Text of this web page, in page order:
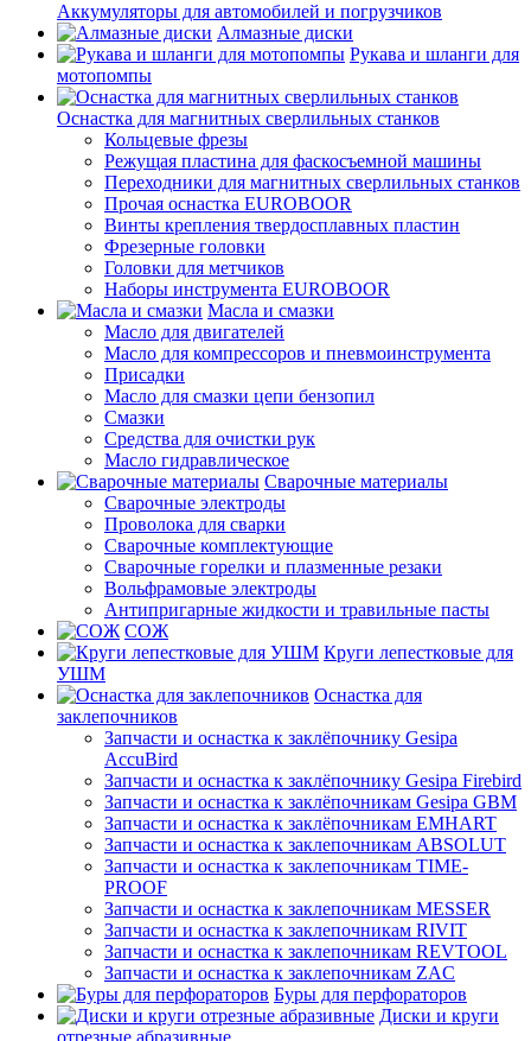
Аккумуляторы для автомобилей и погрузчиков
Алмазные диски
Рукава и шланги для
мотопомпы
Оснастка для магнитных сверлильных станков
Кольцевые фрезы
Режущая пластина для фаскосъемной машины
Переходники для магнитных сверлильных станков
Прочая оснастка EUROBOOR
Винты крепления твердосплавных пластин
Фрезерные головки
Головки для метчиков
Наборы инструмента EUROBOOR
Масла и смазки
Масло для двигателей
Масло для компрессоров и пневмоинструмента
Присадки
Масло для смазки цепи бензопил
Смазки
Средства для очистки рук
Масло гидравлическое
Сварочные материалы
Сварочные электроды
Проволока для сварки
Сварочные комплектующие
Сварочные горелки и плазменные резаки
Вольфрамовые электроды
Антипригарные жидкости и травильные пасты
СОЖ
Круги лепестковые для
УШМ
Оснастка для
заклепочников
Запчасти и оснастка к заклёпочнику Gesipa
AccuBird
Запчасти и оснастка к заклёпочнику Gesipa Firebird
Запчасти и оснастка к заклёпочникам Gesipa GBM
Запчасти и оснастка к заклёпочникам EMHART
Запчасти и оснастка к заклепочникам ABSOLUT
Запчасти и оснастка к заклепочникам TIME-
PROOF
Запчасти и оснастка к заклепочникам MESSER
Запчасти и оснастка к заклепочникам RIVIT
Запчасти и оснастка к заклепочникам REVTOOL
Запчасти и оснастка к заклепочникам ZAC
Буры для перфораторов
Диски и круги
отрезные абразивные